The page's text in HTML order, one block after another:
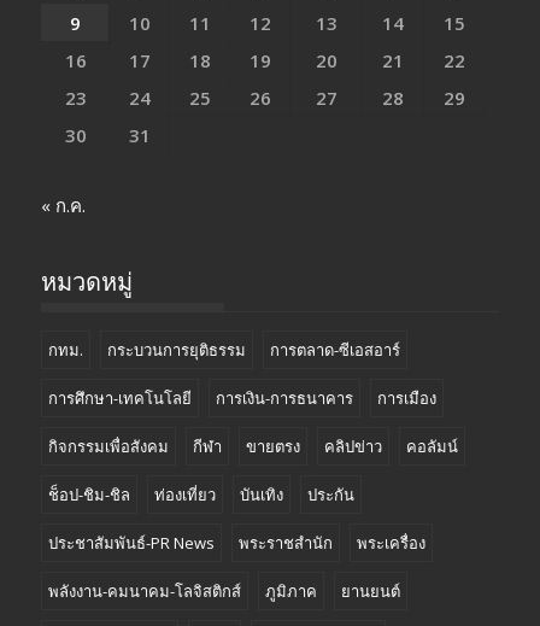
9
10 11 12 13 14
15
16
17 18 19 20 21
22
23
24 25 26 27 28
29
30
31
« ก.ค.
หมวดหมู่
กทม. กระบวนการยุติธรรม การตลาด-ซีเอสอาร์
การศึกษา-เทคโนโลยี การเงิน-การธนาคาร การเมือง
กิจกรรมเพื่อสังคม กีฬา ขายตรง คลิปข่าว คอลัมน์
ช็อป-ชิม-ชิล ท่องเที่ยว บันเทิง ประกัน
ประชาสัมพันธ์-PR News พระราชสำนัก พระเครื่อง
พลังงาน-คมนาคม-โลจิสติกส์ ภูมิภาค ยานยนต์